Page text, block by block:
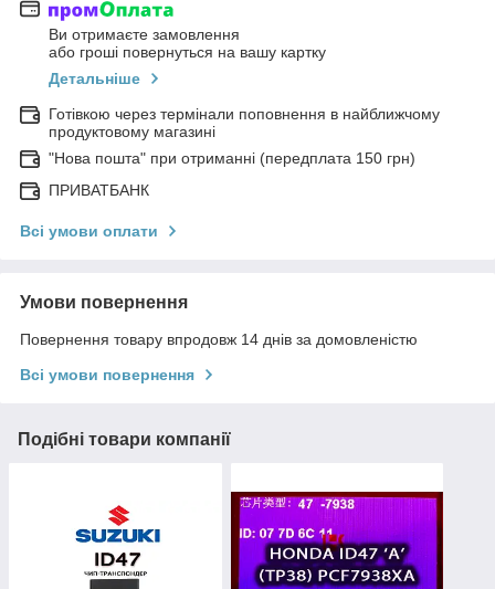
Ви отримаєте замовлення
або гроші повернуться на вашу картку
Детальніше
Готівкою через термінали поповнення в найближчому
продуктовому магазині
"Нова пошта" при отриманні (передплата 150 грн)
ПРИВАТБАНК
Всі умови оплати
Умови повернення
Повернення товару впродовж 14 днів за домовленістю
Всі умови повернення
Подібні товари компанії